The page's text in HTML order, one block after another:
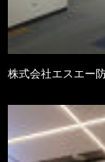
株式会社エスエー